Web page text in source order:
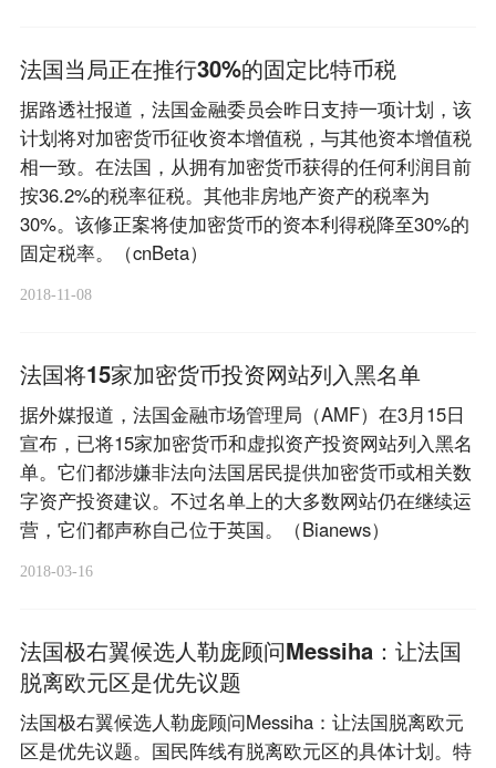
法国当局正在推行30%的固定比特币税
据路透社报道，法国金融委员会昨日支持一项计划，该
计划将对加密货币征收资本增值税，与其他资本增值税
相一致。在法国，从拥有加密货币获得的任何利润目前
按36.2%的税率征税。其他非房地产资产的税率为
30%。该修正案将使加密货币的资本利得税降至30%的
固定税率。（cnBeta）
2018-11-08
法国将15家加密货币投资网站列入黑名单
据外媒报道，法国金融市场管理局（AMF）在3月15日
宣布，已将15家加密货币和虚拟资产投资网站列入黑名
单。它们都涉嫌非法向法国居民提供加密货币或相关数
字资产投资建议。不过名单上的大多数网站仍在继续运
营，它们都声称自己位于英国。（Bianews）
2018-03-16
法国极右翼候选人勒庞顾问Messiha：让法国
脱离欧元区是优先议题
法国极右翼候选人勒庞顾问Messiha：让法国脱离欧元
区是优先议题。国民阵线有脱离欧元区的具体计划。特